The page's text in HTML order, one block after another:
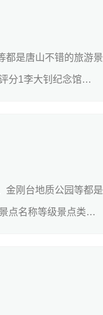
都是唐山不错的旅游景
分1李大钊纪念馆
金刚台地质公园等都是
点名称等级景点类型